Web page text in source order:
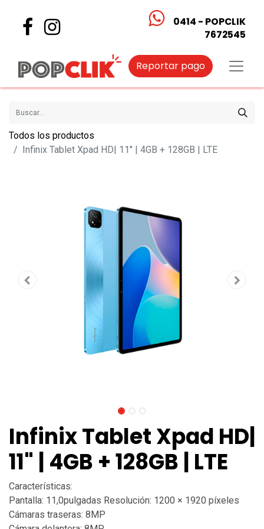
0414 - POPCLIK
7672545
Reportar pago
Todos los productos
Infinix Tablet Xpad HD| 11" | 4GB + 128GB | LTE
Infinix Tablet Xpad HD|
11" | 4GB + 128GB | LTE
Características:
Pantalla: 11,0pulgadas Resolución: 1200 × 1920 píxeles
Cámaras traseras: 8MP